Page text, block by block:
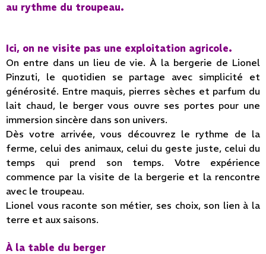
au rythme du troupeau.
Ici, on ne visite pas une exploitation agricole.
On entre dans un lieu de vie. À la bergerie de Lionel
Pinzuti, le quotidien se partage avec simplicité et
générosité. Entre maquis, pierres sèches et parfum du
lait chaud, le berger vous ouvre ses portes pour une
immersion sincère dans son univers.
Dès votre arrivée, vous découvrez le rythme de la
ferme, celui des animaux, celui du geste juste, celui du
temps qui prend son temps. Votre expérience
commence par la visite de la bergerie et la rencontre
avec le troupeau.
Lionel vous raconte son métier, ses choix, son lien à la
terre et aux saisons.
À la table du berger